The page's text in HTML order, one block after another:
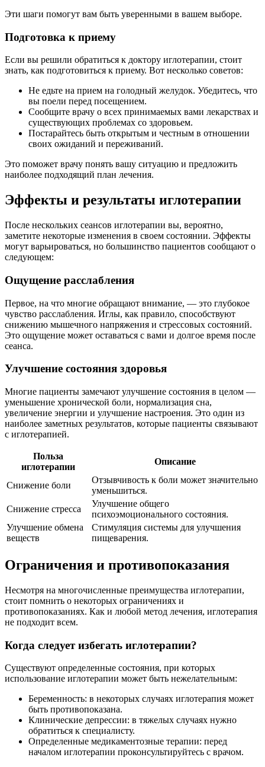
Эти шаги помогут вам быть уверенными в вашем выборе.
Подготовка к приему
Если вы решили обратиться к доктору иглотерапии, стоит
знать, как подготовиться к приему. Вот несколько советов:
Не едьте на прием на голодный желудок. Убедитесь, что
вы поели перед посещением.
Сообщите врачу о всех принимаемых вами лекарствах и
существующих проблемах со здоровьем.
Постарайтесь быть открытым и честным в отношении
своих ожиданий и переживаний.
Это поможет врачу понять вашу ситуацию и предложить
наиболее подходящий план лечения.
Эффекты и результаты иглотерапии
После нескольких сеансов иглотерапии вы, вероятно,
заметите некоторые изменения в своем состоянии. Эффекты
могут варьироваться, но большинство пациентов сообщают о
следующем:
Ощущение расслабления
Первое, на что многие обращают внимание, — это глубокое
чувство расслабления. Иглы, как правило, способствуют
снижению мышечного напряжения и стрессовых состояний.
Это ощущение может оставаться с вами и долгое время после
сеанса.
Улучшение состояния здоровья
Многие пациенты замечают улучшение состояния в целом —
уменьшение хронической боли, нормализация сна,
увеличение энергии и улучшение настроения. Это один из
наиболее заметных результатов, которые пациенты связывают
с иглотерапией.
Польза
иглотерапии
Описание
Снижение боли
Отзывчивость к боли может значительно
уменьшиться.
Снижение стресса
Улучшение общего
психоэмоционального состояния.
Улучшение обмена
веществ
Стимуляция системы для улучшения
пищеварения.
Ограничения и противопоказания
Несмотря на многочисленные преимущества иглотерапии,
стоит помнить о некоторых ограничениях и
противопоказаниях. Как и любой метод лечения, иглотерапия
не подходит всем.
Когда следует избегать иглотерапии?
Существуют определенные состояния, при которых
использование иглотерапии может быть нежелательным:
Беременность: в некоторых случаях иглотерапия может
быть противопоказана.
Клинические депрессии: в тяжелых случаях нужно
обратиться к специалисту.
Определенные медикаментозные терапии: перед
началом иглотерапии проконсультируйтесь с врачом.